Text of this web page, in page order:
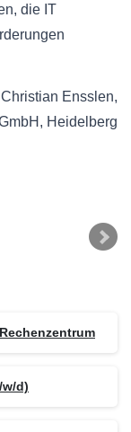
die IT
Christian Ensslen
Heidelberg
d)